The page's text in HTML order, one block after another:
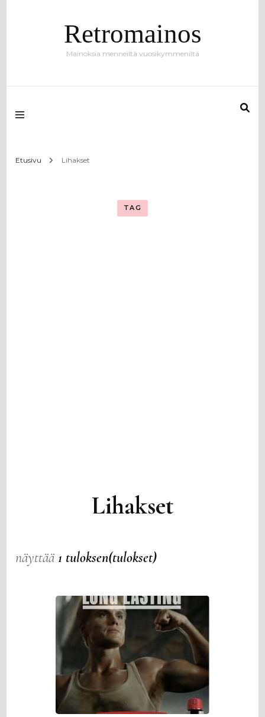
Retromainos
Mainoksia menneiltä vuosikymmeniltä
Etusivu Lihakset
TAG
Lihakset
näyttää1 tuloksen(tulokset)